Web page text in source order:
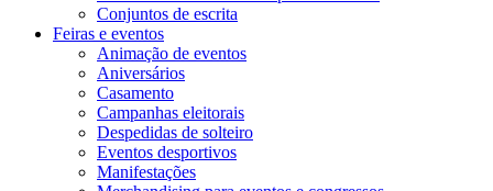
Conjuntos de escrita
Feiras e eventos
Animação de eventos
Aniversários
Casamento
Campanhas eleitorais
Despedidas de solteiro
Eventos desportivos
Manifestações